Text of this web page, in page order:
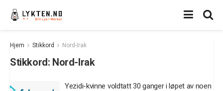
Hjem Stikkord Nord-Irak
Stikkord: Nord-Irak
Yezidi-kvinne voldtatt 30 ganger i løpet av noen